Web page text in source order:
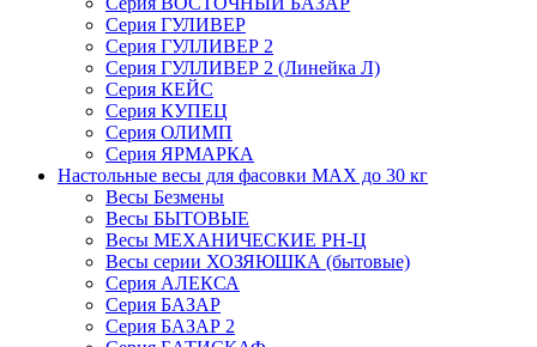
Серия ГУЛИВЕР
Серия ГУЛЛИВЕР 2
Серия ГУЛЛИВЕР 2 (Линейка Л)
Серия КЕЙС
Серия КУПЕЦ
Серия ОЛИМП
Серия ЯРМАРКА
Настольные весы для фасовки MAX до 30 кг
Весы Безмены
Весы БЫТОВЫЕ
Весы МЕХАНИЧЕСКИЕ РН-Ц
Весы серии ХОЗЯЮШКА (бытовые)
Серия АЛЕКСА
Серия БАЗАР
Серия БАЗАР 2